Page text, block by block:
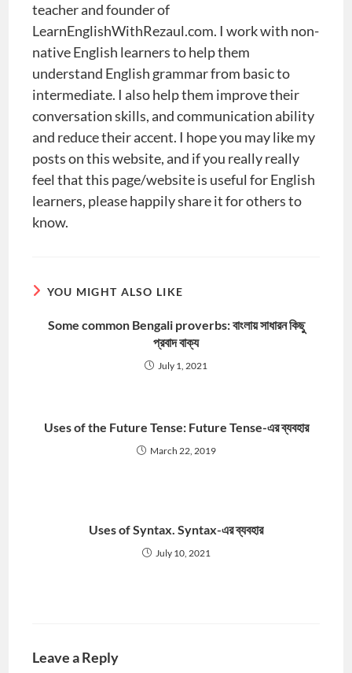
teacher and founder of
LearnEnglishWithRezaul.com. I work with non-
native English learners to help them
understand English grammar from basic to
intermediate. I also help them improve their
conversation skills, and communication ability
and reduce their accent. I hope you may like my
posts on this website, and if you really really
feel that this page/website is useful for English
learners, please happily share it for others to
know.
YOU MIGHT ALSO LIKE
Some common Bengali proverbs: বাংলায় সাধারন কিছু
প্রবাদ বাক্য
July 1, 2021
Uses of the Future Tense: Future Tense-এর ব্যবহার
March 22, 2019
Uses of Syntax. Syntax-এর ব্যবহার
July 10, 2021
Leave a Reply